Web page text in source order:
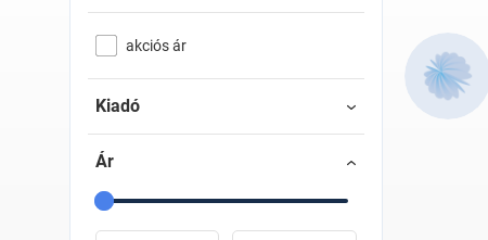
akciós ár
Kiadó
Ár